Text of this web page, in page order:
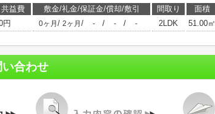
益費 敷金/礼金/保証金/償却/敷引 間取り 面積
円 0ヶ月 / 2ヶ月 / - / - / - 2LDK 51.00㎡
合わせ